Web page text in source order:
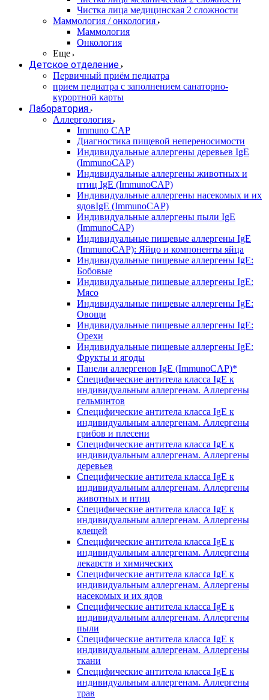
Чистка лица медицинская 2 сложности
Маммология / онкология
Маммология
Онкология
Еще
Детское отделение
Первичный приём педиатра
прием педиатра с заполнением санаторно-
курортной карты
Лаборатория
Аллергология
Immuno CAP
Диагностика пищевой непереносимости
Индивидуальные аллергены деревьев IgE
(ImmunoCAP)
Индивидуальные аллергены животных и
птиц IgE (ImmunoCAP)
Индивидуальные аллергены насекомых и их
ядовIgE (ImmunoCAP)
Индивидуальные аллергены пыли IgE
(ImmunoCAP)
Индивидуальные пищевые аллергены IgE
(ImmunoCAP): Яйцо и компоненты яйца
Индивидуальные пищевые аллергены IgE:
Бобовые
Индивидуальные пищевые аллергены IgE:
Мясо
Индивидуальные пищевые аллергены IgE:
Овощи
Индивидуальные пищевые аллергены IgE:
Орехи
Индивидуальные пищевые аллергены IgE:
Фрукты и ягоды
Панели аллергенов IgE (ImmunoCAP)*
Специфические антитела класса IgE к
индивидуальным аллергенам. Аллергены
гельминтов
Специфические антитела класса IgE к
индивидуальным аллергенам. Аллергены
грибов и плесени
Специфические антитела класса IgE к
индивидуальным аллергенам. Аллергены
деревьев
Специфические антитела класса IgE к
индивидуальным аллергенам. Аллергены
животных и птиц
Специфические антитела класса IgE к
индивидуальным аллергенам. Аллергены
клещей
Специфические антитела класса IgE к
индивидуальным аллергенам. Аллергены
лекарств и химических
Специфические антитела класса IgE к
индивидуальным аллергенам. Аллергены
насекомых и их ядов
Специфические антитела класса IgE к
индивидуальным аллергенам. Аллергены
пыли
Специфические антитела класса IgE к
индивидуальным аллергенам. Аллергены
ткани
Специфические антитела класса IgE к
индивидуальным аллергенам. Аллергены
трав